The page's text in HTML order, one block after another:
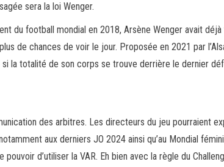
sera la loi Wenger.
du football mondial en 2018, Arsène Wenger avait
de chances de voir le jour. Proposée en 2021 par
la totalité de son corps se trouve derrière le dernier
des arbitres. Les directeurs du jeu pourraient
aux derniers JO 2024 ainsi qu’au Mondial
pouvoir d’utiliser la VAR. Eh bien avec la règle du